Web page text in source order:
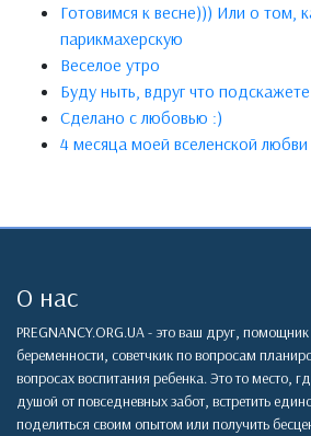
Готовимся к весне))) Или о том,
парикмахерскую
Веселое утро
Буду ныть, вдруг что подскажете
Сделано с любовью :)
4 месяца моей вселенской любви
О нас
PREGNANCY.ORG.UA - это ваш друг,
беременности, советчкик по вопросам
вопросах воспитания ребенка. Это то место,
душой от повседневных забот, встретить
поделиться своим опытом или получить